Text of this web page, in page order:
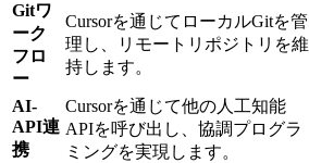
Gitワ
ーク
フロ
ー
Cursorを通じてローカルGitを管
理し、リモートリポジトリを維
持します。
AI-
API連
携
Cursorを通じて他の人工知能
APIを呼び出し、協調プログラ
ミングを実現します。